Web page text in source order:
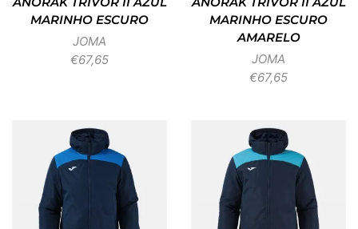
MARINHO ESCURO
JOMA
€67,65
MARINHO ESCURO
AMARELO
JOMA
€67,65